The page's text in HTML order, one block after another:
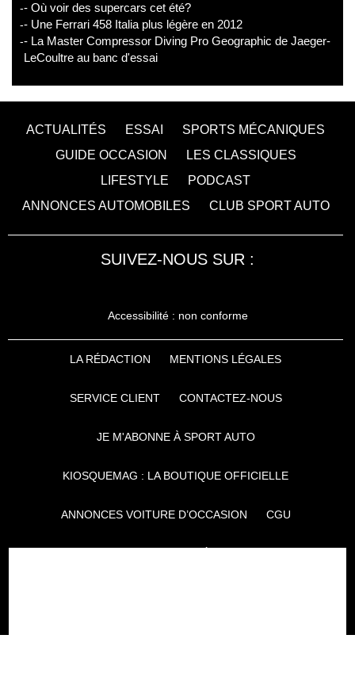
- Où voir des supercars cet été?
- Une Ferrari 458 Italia plus légère en 2012
- La Master Compressor Diving Pro Geographic de Jaeger-
LeCoultre au banc d'essai
ACTUALITÉS ESSAI
SPORTS MÉCANIQUES
GUIDE OCCASION
LES CLASSIQUES
LIFESTYLE
PODCAST
ANNONCES AUTOMOBILES
CLUB SPORT AUTO
SUIVEZ-NOUS SUR :
Accessibilité : non conforme
LA RÉDACTION MENTIONS LÉGALES
SERVICE CLIENT CONTACTEZ-NOUS
JE M'ABONNE À SPORT AUTO
KIOSQUEMAG : LA BOUTIQUE OFFICIELLE
ANNONCES VOITURE D’OCCASION CGU